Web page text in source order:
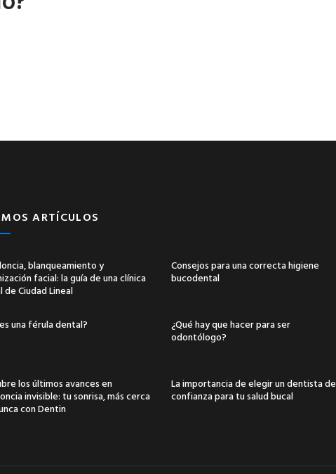
ARTÍCULOS
blanqueamiento y
facial: la guía de una clínica
de Ciudad Lineal
Consejos para una correcta higiene
bucodental
una férula dental?
¿Qué hay que hacer para ser
odontólogo?
los últimos avances en
invisible: tu sonrisa, más cerca
con Dentin
La importancia de elegir un dentista de
confianza para tu salud bucal